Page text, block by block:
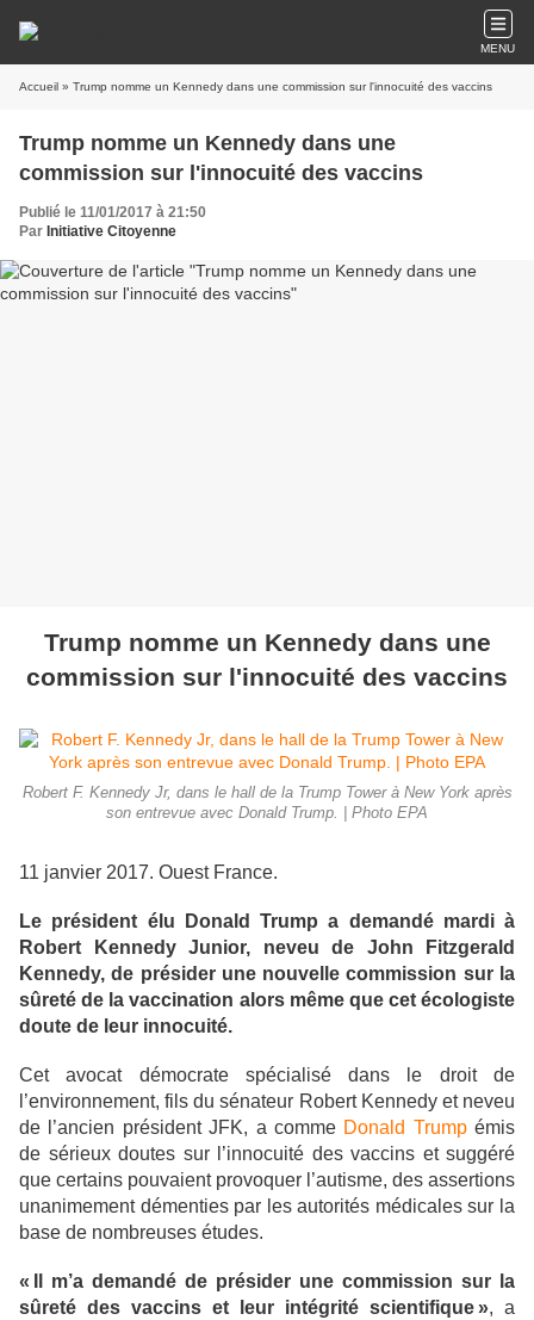
MENU
Accueil » Trump nomme un Kennedy dans une commission sur l'innocuité des vaccins
Trump nomme un Kennedy dans une
commission sur l'innocuité des vaccins
Publié le 11/01/2017 à 21:50
Par Initiative Citoyenne
Trump nomme un Kennedy dans une
commission sur l'innocuité des vaccins
Robert F. Kennedy Jr, dans le hall de la Trump Tower à New York après
son entrevue avec Donald Trump. | Photo EPA
11 janvier 2017. Ouest France.
Le président élu Donald Trump a demandé mardi à
Robert Kennedy Junior, neveu de John Fitzgerald
Kennedy, de présider une nouvelle commission sur la
sûreté de la vaccination alors même que cet écologiste
doute de leur innocuité.
Cet avocat démocrate spécialisé dans le droit de
l’environnement, fils du sénateur Robert Kennedy et neveu
de l’ancien président JFK, a comme Donald Trumpémis
de sérieux doutes sur l’innocuité des vaccins et suggéré
que certains pouvaient provoquer l’autisme, des assertions
unanimement démenties par les autorités médicales sur la
base de nombreuses études.
« Il m’a demandé de présider une commission sur la
sûreté des vaccins et leur intégrité scientifique », a